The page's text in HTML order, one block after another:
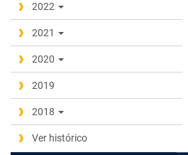
2022
2021
2020
2019
2018
Ver histórico